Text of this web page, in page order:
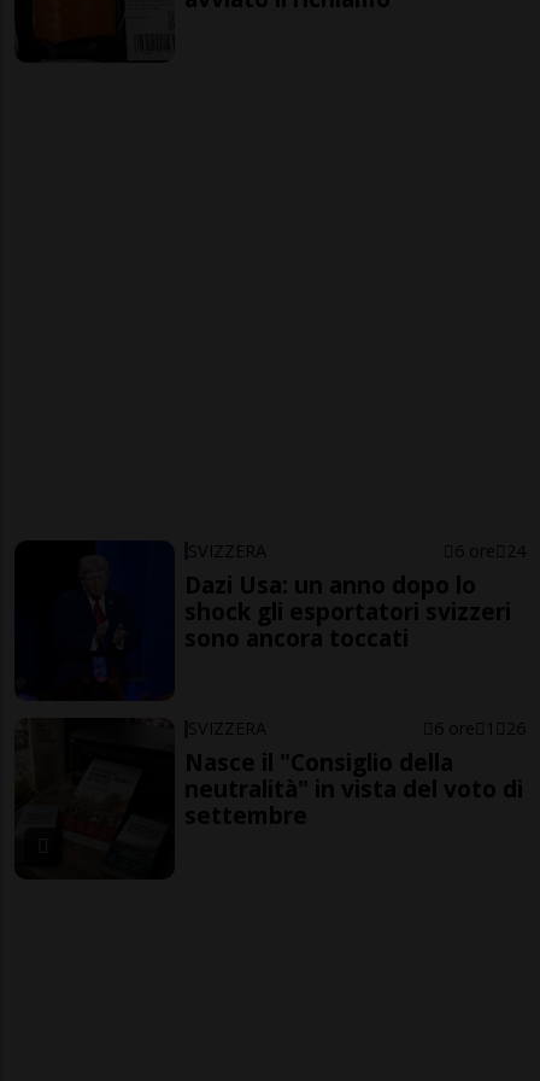
SVIZZERA 6 ore 24
Dazi Usa: un anno dopo lo
shock gli esportatori svizzeri
sono ancora toccati
SVIZZERA 6 ore 1 26
Nasce il "Consiglio della
neutralità" in vista del voto di
settembre